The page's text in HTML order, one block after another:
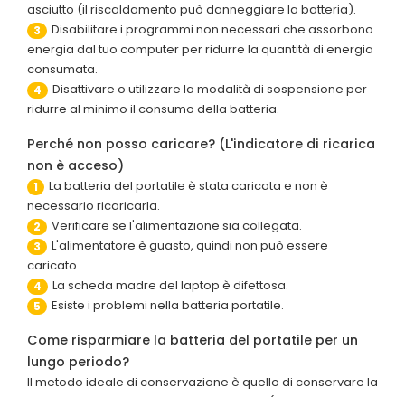
asciutto (il riscaldamento può danneggiare la batteria).
3
Disabilitare i programmi non necessari che assorbono
energia dal tuo computer per ridurre la quantità di energia
consumata.
4
Disattivare o utilizzare la modalità di sospensione per
ridurre al minimo il consumo della batteria.
Perché non posso caricare? (L'indicatore di ricarica
non è acceso)
1
La batteria del portatile è stata caricata e non è
necessario ricaricarla.
2 Verificare se l'alimentazione sia collegata.
3
L'alimentatore è guasto, quindi non può essere
caricato.
4 La scheda madre del laptop è difettosa.
5 Esiste i problemi nella batteria portatile.
Come risparmiare la batteria del portatile per un
lungo periodo?
Il metodo ideale di conservazione è quello di conservare la